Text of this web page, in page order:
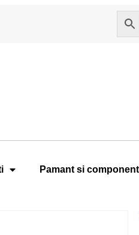
Pamant si